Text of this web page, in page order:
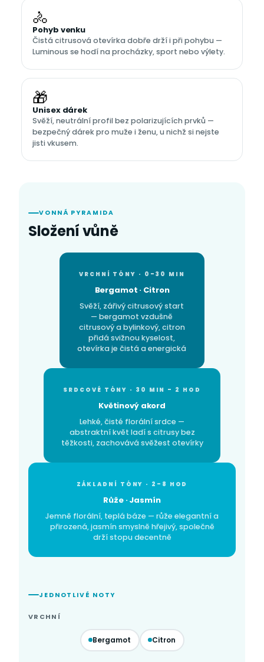
🚴
Pohyb venku
Čistá citrusová otevírka dobře drží i při pohybu —
Luminous se hodí na procházky, sport nebo výlety.
🎁
Unisex dárek
Svěží, neutrální profil bez polarizujících prvků —
bezpečný dárek pro muže i ženu, u nichž si nejste
jisti vkusem.
VONNÁ PYRAMIDA
Složení vůně
VRCHNÍ TÓNY · 0–30 MIN
Bergamot · Citron
Svěží, zářivý citrusový start
— bergamot vzdušně
citrusový a bylinkový, citron
přidá svižnou kyselost,
otevírka je čistá a energická
SRDCOVÉ TÓNY · 30 MIN – 2 HOD
Květinový akord
Lehké, čisté florální srdce —
abstraktní květ ladí s citrusy bez
těžkosti, zachovává svěžest otevírky
ZÁKLADNÍ TÓNY · 2–8 HOD
Růže · Jasmín
Jemně florální, teplá báze — růže elegantní a
přirozená, jasmín smyslně hřejivý, společně
drží stopu decentně
JEDNOTLIVÉ NOTY
VRCHNÍ
Bergamot Citron